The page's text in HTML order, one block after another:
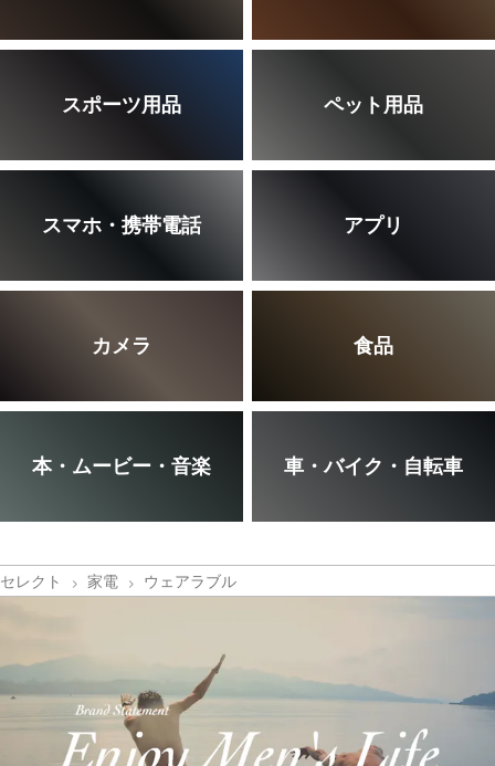
スポーツ用品 ペット用品
スマホ・携帯電話 アプリ
カメラ 食品
本・ムービー・音楽 車・バイク・自転車
セレクト 家電 ウェアラブル